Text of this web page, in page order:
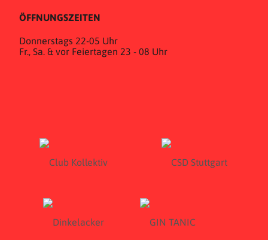
ÖFFNUNGSZEITEN
Donnerstags 22-05 Uhr
Fr., Sa. & vor Feiertagen 23 - 08 Uhr